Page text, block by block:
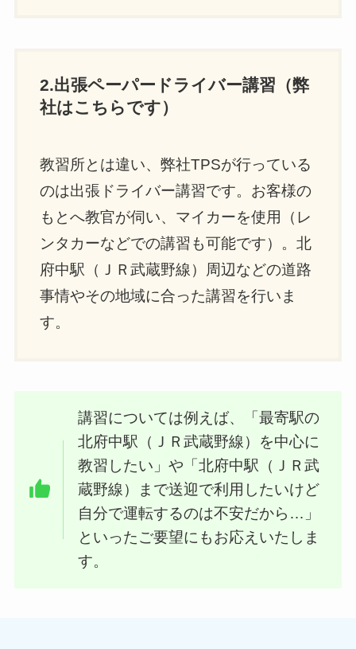
2.出張ペーパードライバー講習（弊
社はこちらです）
教習所とは違い、弊社TPSが行っている
のは出張ドライバー講習です。お客様の
もとへ教官が伺い、マイカーを使用（レ
ンタカーなどでの講習も可能です）。北
府中駅（ＪＲ武蔵野線）周辺などの道路
事情やその地域に合った講習を行いま
す。
講習については例えば、「最寄駅の
北府中駅（ＪＲ武蔵野線）を中心に
教習したい」や「北府中駅（ＪＲ武
蔵野線）まで送迎で利用したいけど
自分で運転するのは不安だから…」
といったご要望にもお応えいたしま
す。